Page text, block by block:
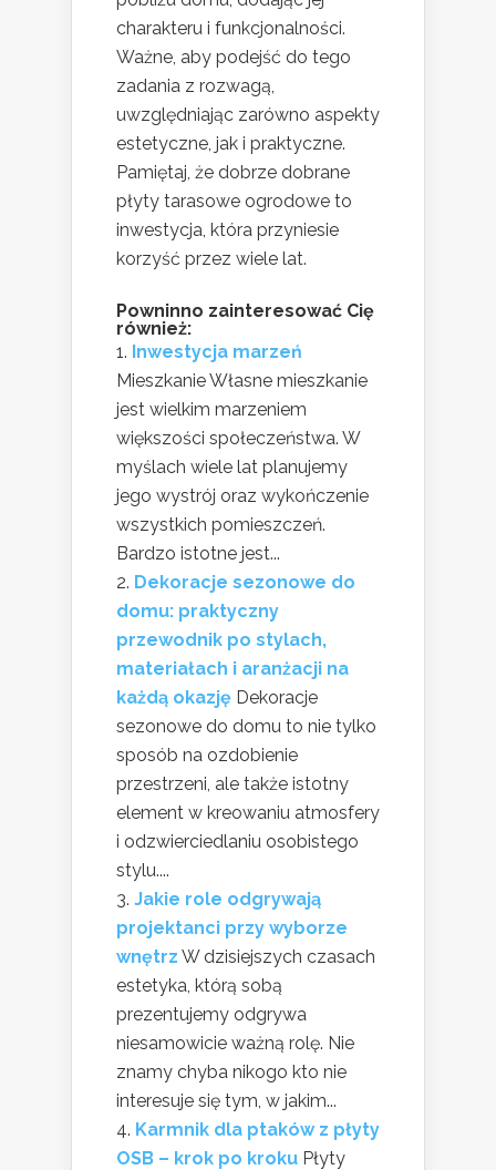
charakteru i funkcjonalności.
Ważne, aby podejść do tego
zadania z rozwagą,
uwzględniając zarówno aspekty
estetyczne, jak i praktyczne.
Pamiętaj, że dobrze dobrane
płyty tarasowe ogrodowe to
inwestycja, która przyniesie
korzyść przez wiele lat.
Powninno zainteresować Cię
również:
Inwestycja marzeń
Mieszkanie Własne mieszkanie
jest wielkim marzeniem
większości społeczeństwa. W
myślach wiele lat planujemy
jego wystrój oraz wykończenie
wszystkich pomieszczeń.
Bardzo istotne jest...
Dekoracje sezonowe do
domu: praktyczny
przewodnik po stylach,
materiałach i aranżacji na
każdą okazję Dekoracje
sezonowe do domu to nie tylko
sposób na ozdobienie
przestrzeni, ale także istotny
element w kreowaniu atmosfery
i odzwierciedlaniu osobistego
stylu....
Jakie role odgrywają
projektanci przy wyborze
wnętrz W dzisiejszych czasach
estetyka, którą sobą
prezentujemy odgrywa
niesamowicie ważną rolę. Nie
znamy chyba nikogo kto nie
interesuje się tym, w jakim...
Karmnik dla ptaków z płyty
OSB – krok po kroku Płyty